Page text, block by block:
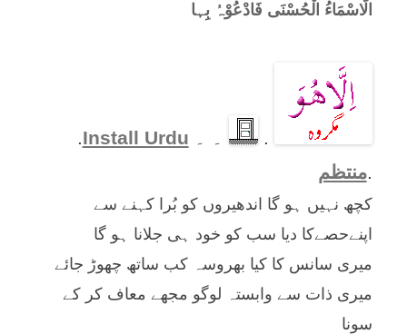
الّاسْمَاءُ الْحُسْنَی فَادْعُوْہُ بِہا
. ۔ ۔ Install Urdu
.
.منتظم
کچھ نہیں ہو گا اندھیروں کو بُرا کہنے سے
اپنےحصےکا دیا سب کو خود ہی جلانا ہو گا
میری سانس کا کیا بھروسہ کب ساتھ چھوڑ جائے
میری ذات سے وابستہ لوگو مجھے معاف کر کے
سونا